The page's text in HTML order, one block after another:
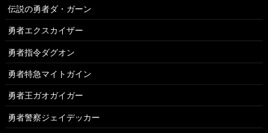
伝説の勇者ダ・ガーン
勇者エクスカイザー
勇者指令ダグオン
勇者特急マイトガイン
勇者王ガオガイガー
勇者警察ジェイデッカー